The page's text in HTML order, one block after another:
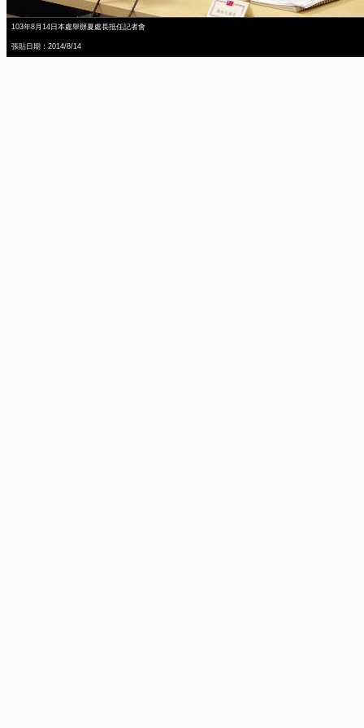
103年8月14日本處舉辦夏處長抵任記者會
張貼日期：2014/8/14